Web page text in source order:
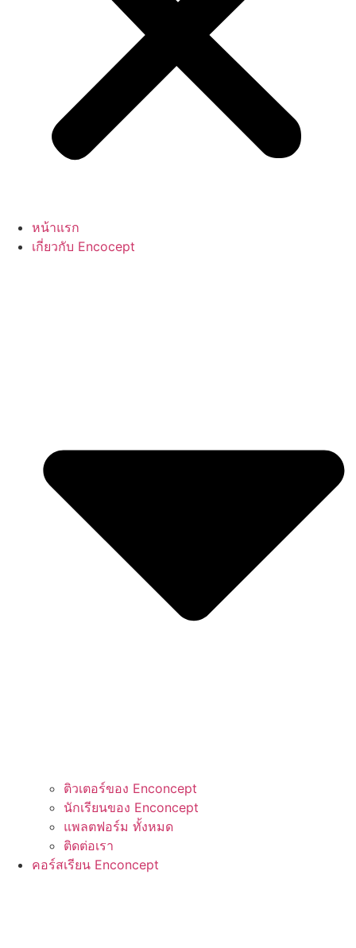
หน้าแรก
เกี่ยวกับ Encocept
ติวเตอร์ของ Enconcept
นักเรียนของ Enconcept
แพลตฟอร์ม ทั้งหมด
ติดต่อเรา
คอร์สเรียน Enconcept